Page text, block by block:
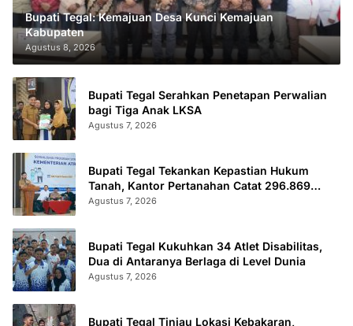
Bupati Tegal: Kemajuan Desa Kunci Kemajuan
Kabupaten
Agustus 8, 2026
Bupati Tegal Serahkan Penetapan Perwalian
bagi Tiga Anak LKSA
Agustus 7, 2026
Bupati Tegal Tekankan Kepastian Hukum
Tanah, Kantor Pertanahan Catat 296.869
Sertifikat Terbit
Agustus 7, 2026
Bupati Tegal Kukuhkan 34 Atlet Disabilitas,
Dua di Antaranya Berlaga di Level Dunia
Agustus 7, 2026
Bupati Tegal Tinjau Lokasi Kebakaran,